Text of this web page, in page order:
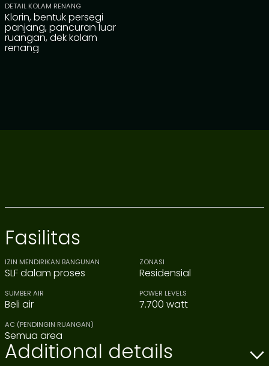
DETAIL KOLAM RENANG
Klorin, bentuk persegi
panjang, pancuran luar
ruangan, dek kolam
renang
Fasilitas
IZIN MENDIRIKAN BANGUNAN
SLF dalam proses
ZONASI
Residensial
SUMBER AIR
Beli air
POWER LEVELS
7.700 watt
AC (PENDINGIN RUANGAN)
Semua area
Additional details